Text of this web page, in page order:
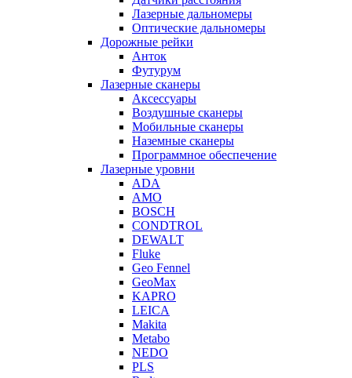
Лазерные дальномеры
Оптические дальномеры
Дорожные рейки
Анток
Футурум
Лазерные сканеры
Аксессуары
Воздушные сканеры
Мобильные сканеры
Наземные сканеры
Программное обеспечение
Лазерные уровни
ADA
AMO
BOSCH
CONDTROL
DEWALT
Fluke
Geo Fennel
GeoMax
KAPRO
LEICA
Makita
Metabo
NEDO
PLS